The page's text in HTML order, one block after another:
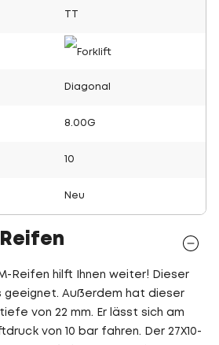
Diagonal
8.00G
10
Neu
Reifen hilft Ihnen weiter! Dieser
geeignet. Außerdem hat dieser
von 22 mm. Er lässt sich am
von 10 bar fahren. Der 27X10-